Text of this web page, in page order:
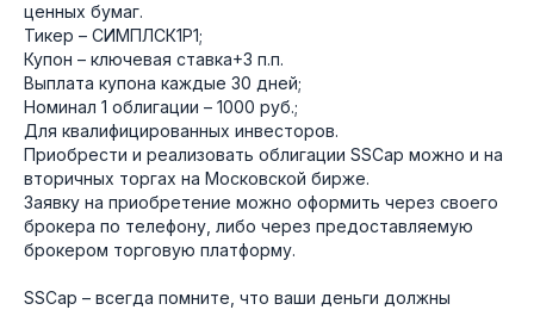
ценных бумаг.
Тикер – СИМПЛСК1Р1;
Купон – ключевая ставка+3 п.п.
Выплата купона каждые 30 дней;
Номинал 1 облигации – 1000 руб.;
Для квалифицированных инвесторов.
Приобрести и реализовать облигации SSCap можно и на
вторичных торгах на Московской бирже.
Заявку на приобретение можно оформить через своего
брокера по телефону, либо через предоставляемую
брокером торговую платформу.
SSCap – всегда помните, что ваши деньги должны